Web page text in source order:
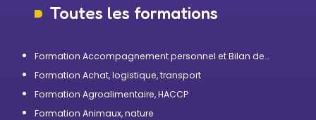
Toutes les formations
Formation Accompagnement personnel et Bilan de
Formation Achat, logistique, transport
Formation Agroalimentaire, HACCP
Formation Animaux, nature